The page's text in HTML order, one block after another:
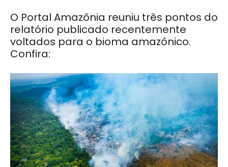
O Portal Amazônia reuniu três pontos do
relatório publicado recentemente
voltados para o bioma amazônico.
Confira: